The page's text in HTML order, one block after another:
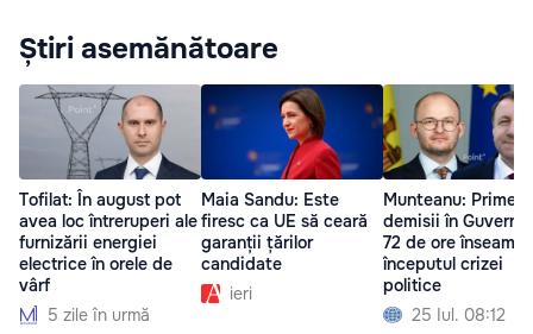
Știri asemănătoare
Tofilat: În august pot
avea loc întreruperi ale
furnizării energiei
electrice în orele de
vârf
5 zile în urmă
Maia Sandu: Este
firesc ca UE să ceară
garanții țărilor
candidate
ieri
Munteanu: Primele
demisii în Guvern
72 de ore înseamnă
începutul crizei
politice
25 Iul. 08:12